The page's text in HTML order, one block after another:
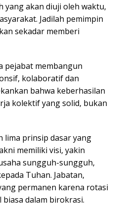
yang akan diuji oleh waktu,
Jadilah pemimpin
sekadar memberi
pejabat membangun
kolaboratif dan
bahwa keberhasilan
kolektif yang solid, bukan
lima prinsip dasar yang
memiliki visi, yakin
sungguh-sungguh,
Tuhan. Jabatan,
permanen karena rotasi
dalam birokrasi.